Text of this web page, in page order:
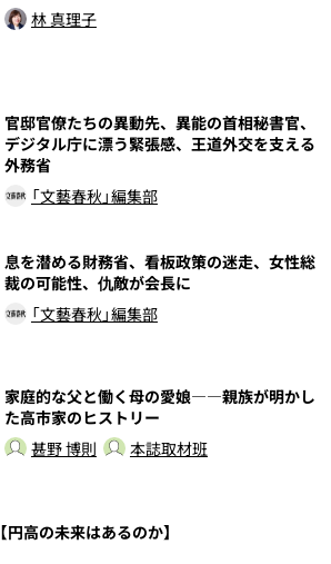
林 真理子
官邸官僚たちの異動先、異能の首相秘書官、
デジタル庁に漂う緊張感、王道外交を支える
外務省
「文藝春秋」編集部
息を潜める財務省、看板政策の迷走、女性総
裁の可能性、仇敵が会長に
「文藝春秋」編集部
家庭的な父と働く母の愛娘――親族が明かし
た高市家のヒストリー
甚野 博則
本誌取材班
【円高の未来はあるのか】